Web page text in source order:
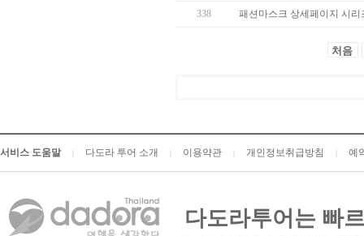
338 패션마스크 상세페이지 시리
처음
서비스 도움말 다도라 투어 소개 이용약관 개인정보취급방침 예
다도라투어는 빠